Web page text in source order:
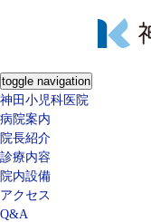
toggle navigation
神田小児科医院
病院案内
院長紹介
診療内容
院内設備
アクセス
Q&A